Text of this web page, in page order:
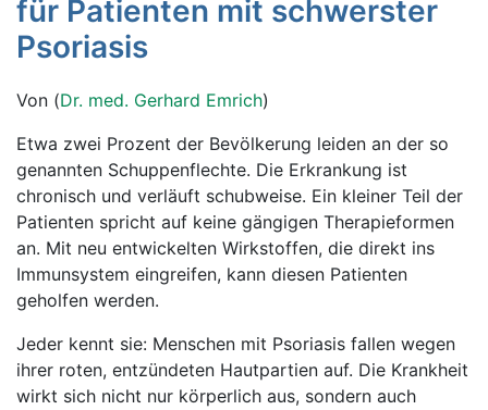
Untersuchungen
News
Ratgeber
Rubriken
für Patienten mit schwerster
Psoriasis
Von (Dr. med. Gerhard Emrich)
Etwa zwei Prozent der Bevölkerung leiden an der so
genannten Schuppenflechte. Die Erkrankung ist
chronisch und verläuft schubweise. Ein kleiner Teil der
Patienten spricht auf keine gängigen Therapieformen
an. Mit neu entwickelten Wirkstoffen, die direkt ins
Immunsystem eingreifen, kann diesen Patienten
geholfen werden.
Jeder kennt sie: Menschen mit Psoriasis fallen wegen
ihrer roten, entzündeten Hautpartien auf. Die Krankheit
wirkt sich nicht nur körperlich aus, sondern auch